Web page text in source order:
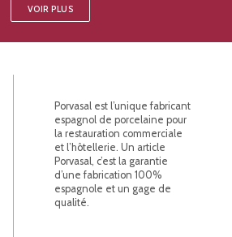
VOIR PLUS
Porvasal est l’unique fabricant
espagnol de porcelaine pour
la restauration commerciale
et l’hôtellerie. Un article
Porvasal, c’est la garantie
d’une fabrication 100%
espagnole et un gage de
qualité.